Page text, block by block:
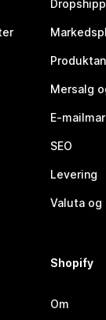
Mersalg
E-
SEO
Levering
Valuta
Shopify
Om